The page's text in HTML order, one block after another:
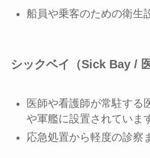
船員や乗客のための衛生
シックベイ（Sick Bay /
医師や看護師が常駐する
や軍艦に設置されていま
応急処置から軽度の診察